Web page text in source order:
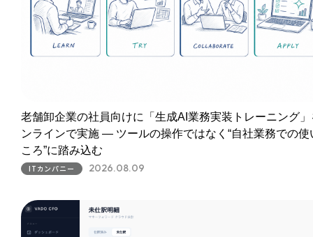
老舗卸企業の社員向けに「生成AI業務実装トレーニング
ンラインで実施 ― ツールの操作ではなく“自社業務での使
ころ”に踏み込む
ITカンパニー 2026.08.09